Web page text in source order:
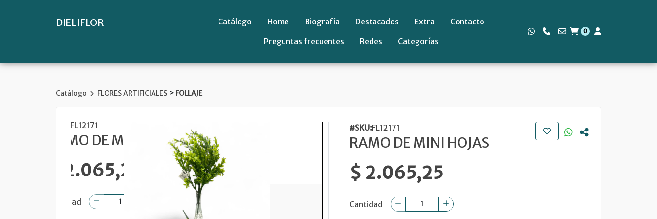
DIELIFLOR Catálogo Home Biografía Destacados Extra
Contacto
Preguntas frecuentes
Redes Categorías
0
Catálogo FLORES ARTIFICIALES > FOLLAJE
#SKU:FL12171
RAMO DE MINI HOJAS
$ 2.065,25
Cantidad